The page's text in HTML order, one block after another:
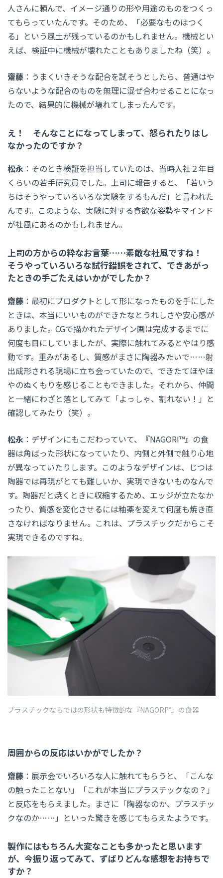
人さんに頼んで、イメージ通りの形や用途のものをつくっ
てもらっていたんです。そのため、「必要なものはつく
る」という風土が残っているのかもしれません。機械とい
えば、検証中に機械が壊れたこともありましたね（笑）。
齋藤 ：うまくいきそうな配合を試そうとしたら、普通はや
らないような配合のものを無理に混ぜ合わせることになっ
たので、結果的に機械が壊れてしまったんです。
え！ そんなことになってしまって、怒られたりはし
なかったのですか？
松永 ：そのとき検証を担当していたのは、当時入社２年目
くらいの若手研究員でした。上司に報告すると、「若いう
ちはそうやっていろいろな実験をするもんだ」と言われた
んです。このような、実験に対する貪欲な姿勢やマインド
が社風にあるのかもしれません。
上司の方からの粋なお言葉……素敵な社風ですね！
そうやっていろいろな試行錯誤をされて、できあがっ
たときの手ごたえはいかがでしたか？
齋藤 ：最初にプロダクトとして形になったものを手にした
ときは、本当にいいものができたなとうれしさや安心感が
ありました。CGで描かれたデザイン画は完成するまでに
何度も目にしていましたが、実際に触れてみるとやはり感
動です。重みがあるし、質感がまさに陶器みたいで……射
出成形される現場に立ち会っていたので、できたてほやほ
やのぬくもりを感じることもできました。それから、仲間
と一緒にわざと落としてみて「よっしゃ、割れない！」と
確認してみたり（笑）。
松永 ：デザインにもこだわっていて、『NAGORI™』の食
器は角ばった形状になっていたり、内側と外側で触り心地
が異なっていたりします。このようなデザインは、じつは
陶器では再現がとても難しいか、実現できないものなんで
す。陶器だと焼くときに収縮するため、エッジが立たなか
ったり、質感を変化させるには釉薬を変えて何度も焼き直
さなければなりません。これは、プラスチックだからこそ
実現できるのですね。
プラスチックならではの形状も特徴的な『NAGORI™』の食器
周囲からの反応はいかがでしたか？
齋藤 ：展示会でいろいろな人に触れてもらうと、「こんな
の触ったことない」「これが本当にプラスチックなの？」
と反応をもらえました。まさに「陶器なのか、プラスチッ
クなのか……」といった驚きを感じてもらえたようです。
製作にはもちろん大変なことも多かったと思います
が、今振り返ってみて、ずばりどんな感想をお持ちで
すか？